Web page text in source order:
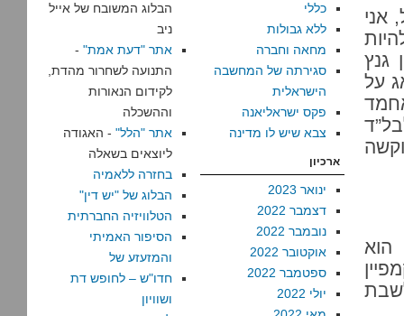
אני
גנץ
על
וקשה
כללי
ללא גבולות
מחאה וחברה
סגירתה של המחשבה
הישראלית
פקס ישראליאנה
צבא שיש לו מדינה
ארכיון
ינואר 2023
דצמבר 2022
נובמבר 2022
אוקטובר 2022
ספטמבר 2022
יולי 2022
הבלוג המשובח של אייל
ניב
אתר "דעת אמת" -
התנועה לשחרור מהדת,
לקידום הנאורות
וההשכלה
אתר "הלל" - האגודה
ליוצאים בשאלה
בחזרה ללאמיה
הבלוג של "יש דין"
הטלוויזיה החברתית
הסיפור האמיתי
והמזעזע של
חדו"ש – לחופש דת
ושוויון